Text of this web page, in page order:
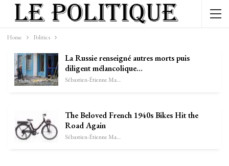
Home Politics
La Russie renseigné autres morts puis
diligent mélancolique…
Sébastien-Étienne Marechal
The Beloved French 1940s Bikes Hit the
Road Again
Sébastien-Étienne Marechal